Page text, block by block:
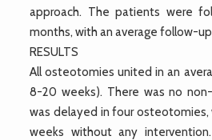
approach. The patients were
months, with an average follow-
RESULTS
All osteotomies united in an
8-20 weeks). There was no
was delayed in four osteotomies,
weeks without any